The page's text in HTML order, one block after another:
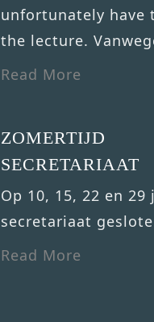
unfortunately have
the lecture.
Read More
ZOMERTIJD
SECRETARIAAT
Op 10, 15, 22 en
secretariaat
Read More